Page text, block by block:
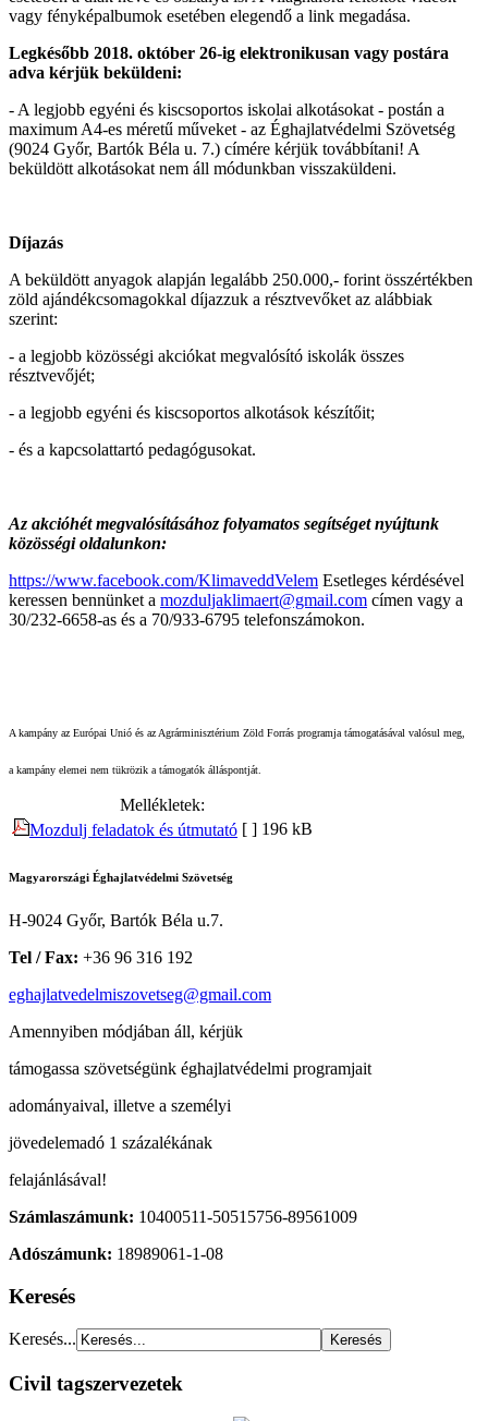
vagy fényképalbumok esetében elegendő a link megadása.
Legkésőbb 2018. október 26-ig elektronikusan vagy postára
adva kérjük beküldeni:
- A legjobb egyéni és kiscsoportos iskolai alkotásokat - postán a
maximum A4-es méretű műveket - az Éghajlatvédelmi Szövetség
(9024 Győr, Bartók Béla u. 7.) címére kérjük továbbítani! A
beküldött alkotásokat nem áll módunkban visszaküldeni.
Díjazás
A beküldött anyagok alapján legalább 250.000,- forint összértékben
zöld ajándékcsomagokkal díjazzuk a résztvevőket az alábbiak
szerint:
- a legjobb közösségi akciókat megvalósító iskolák összes
résztvevőjét;
- a legjobb egyéni és kiscsoportos alkotások készítőit;
- és a kapcsolattartó pedagógusokat.
Az akcióhét megvalósításához folyamatos segítséget nyújtunk
közösségi oldalunkon:
https://www.facebook.com/KlimaveddVelem Esetleges kérdésével
keressen bennünket a mozduljaklimaert@gmail.com címen vagy a
30/232-6658-as és a 70/933-6795 telefonszámokon.
A kampány az Európai Unió és az Agrárminisztérium Zöld Forrás programja támogatásával valósul meg,
a kampány elemei nem tükrözik a támogatók álláspontját.
Mellékletek:
Mozdulj feladatok és útmutató [ ] 196 kB
Magyarországi Éghajlatvédelmi Szövetség
H-9024 Győr, Bartók Béla u.7.
Tel / Fax: +36 96 316 192
eghajlatvedelmiszovetseg@gmail.com
Amennyiben módjában áll, kérjük
támogassa szövetségünk éghajlatvédelmi programjait
adományaival, illetve a személyi
jövedelemadó 1 százalékának
felajánlásával!
Számlaszámunk: 10400511-50515756-89561009
Adószámunk: 18989061-1-08
Keresés
Keresés...
Civil tagszervezetek